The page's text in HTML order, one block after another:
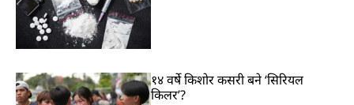
१४ वर्षे किशोर कसरी बने ‘सिरियल
किलर’?